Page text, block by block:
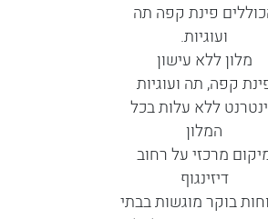
פינת קפה תה
ועוגיות.
מלון ללא עישון
קפה, תה ועוגיות
ללא עלות בכל
המלון
מרכזי על רחוב
דיזינגוף
בוקר מוגשות בבתי